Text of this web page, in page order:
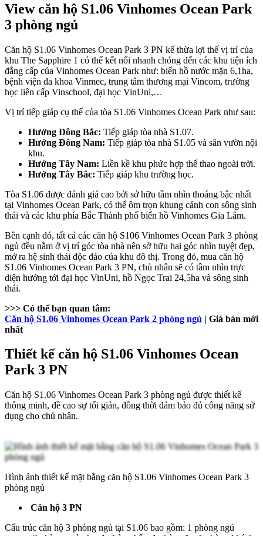
View căn hộ S1.06 Vinhomes Ocean Park
3 phòng ngủ
Căn hộ S1.06 Vinhomes Ocean Park 3 PN kế thừa lợi thế vị trí của
khu The Sapphire 1 có thể kết nối nhanh chóng đến các khu tiện ích
đẳng cấp của Vinhomes Ocean Park như: biển hồ nước mặn 6,1ha,
bệnh viện đa khoa Vinmec, trung tâm thương mại Vincom, trường
học liên cấp Vinschool, đại học VinUni,…
Vị trí tiếp giáp cụ thể của tòa S1.06 Vinhomes Ocean Park như sau:
Hướng Đông Bắc: Tiếp giáp tòa nhà S1.07.
Hướng Đông Nam: Tiếp giáp tòa nhà S1.05 và sân vườn nội
khu.
Hướng Tây Nam: Liền kề khu phức hợp thể thao ngoài trời.
Hướng Tây Bắc: Tiếp giáp khu trường học.
Tòa S1.06 được đánh giá cao bởi sở hữu tầm nhìn thoáng bậc nhất
tại Vinhomes Ocean Park, có thể ôm trọn khung cảnh con sông sinh
thái và các khu phía Bắc Thành phố biển hồ Vinhomes Gia Lâm.
Bên cạnh đó, tất cả các căn hộ S106 Vinhomes Ocean Park 3 phòng
ngủ đều nằm ở vị trí góc tòa nhà nên sở hữu hai góc nhìn tuyệt đẹp,
mở ra hệ sinh thái độc đáo của khu đô thị. Trong đó, mua căn hộ
S1.06 Vinhomes Ocean Park 3 PN, chủ nhân sẽ có tầm nhìn trực
diện hướng tới đại học VinUni, hồ Ngọc Trai 24,5ha và sông sinh
thái.
>>> Có thể bạn quan tâm:
Căn hộ S1.06 Vinhomes Ocean Park 2 phòng ngủ | Giá bán mới
nhất
Thiết kế căn hộ S1.06 Vinhomes Ocean
Park 3 PN
Căn hộ S1.06 Vinhomes Ocean Park 3 phòng ngủ được thiết kế
thông minh, đề cao sự tối giản, đồng thời đảm bảo đủ công năng sử
dụng cho chủ nhân.
Hình ảnh thiết kế mặt bằng căn hộ S1.06 Vinhomes Ocean Park 3
phòng ngủ
Căn hộ 3 PN
Cấu trúc căn hộ 3 phòng ngủ tại S1.06 bao gồm: 1 phòng ngủ